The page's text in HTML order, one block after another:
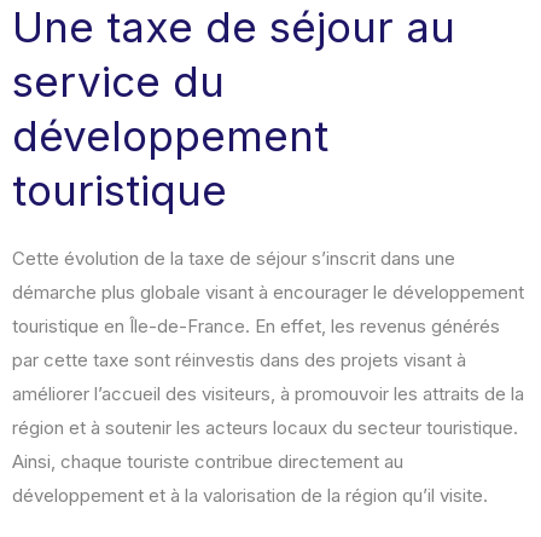
Une taxe de séjour au
service du
développement
touristique
Cette évolution de la taxe de séjour s’inscrit dans une
démarche plus globale visant à encourager le développement
touristique en Île-de-France. En effet, les revenus générés
par cette taxe sont réinvestis dans des projets visant à
améliorer l’accueil des visiteurs, à promouvoir les attraits de la
région et à soutenir les acteurs locaux du secteur touristique.
Ainsi, chaque touriste contribue directement au
développement et à la valorisation de la région qu’il visite.